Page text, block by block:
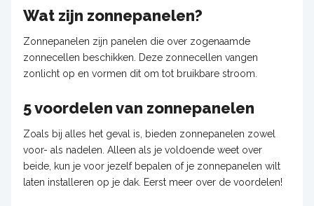
Wat zijn zonnepanelen?
Zonnepanelen zijn panelen die over zogenaamde
zonnecellen beschikken. Deze zonnecellen vangen
zonlicht op en vormen dit om tot bruikbare stroom.
5 voordelen van zonnepanelen
Zoals bij alles het geval is, bieden zonnepanelen zowel
voor- als nadelen. Alleen als je voldoende weet over
beide, kun je voor jezelf bepalen of je zonnepanelen wilt
laten installeren op je dak. Eerst meer over de voordelen!